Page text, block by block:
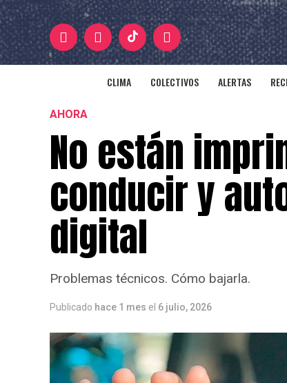
CLIMA COLECTIVOS ALERTAS
AHORA
No están
conducir y
digital
Problemas técnicos. Cómo bajarla.
Publicado hace 1 mes el 6 julio, 2026